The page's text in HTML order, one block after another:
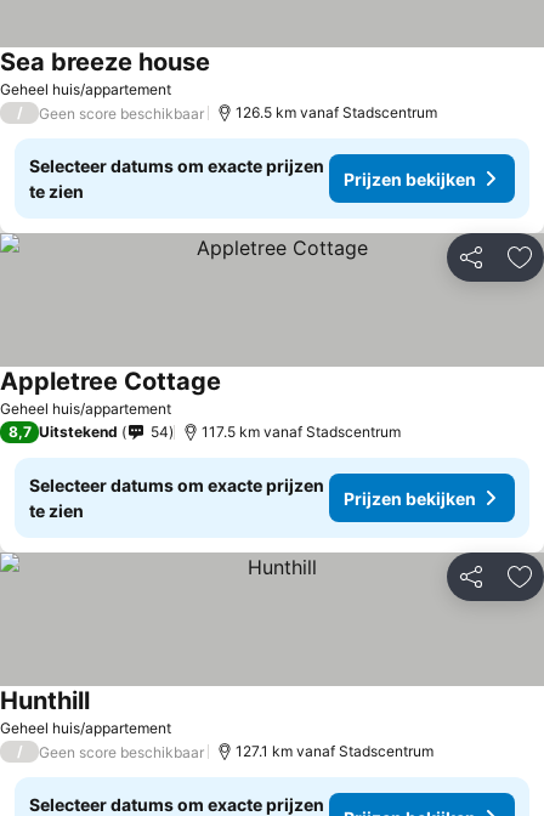
Geheel huis/appartement
Sea breeze house
/ Geen score beschikbaar 126.5 km vanaf Stadscentrum
Selecteer datums om exacte prijzen
te zien
Prijzen bekijken
Delen
Geheel huis/appartement
Appletree Cottage
8,7 Uitstekend 54 117.5 km vanaf Stadscentrum
Selecteer datums om exacte prijzen
te zien
Prijzen bekijken
Delen
Geheel huis/appartement
HunthillPrijzen bekijken
/ Geen score beschikbaar 127.1 km vanaf Stadscentrum
Selecteer datums om exacte prijzen